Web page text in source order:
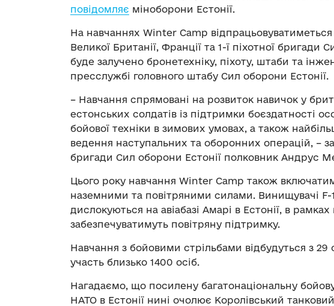
повідомляє міноборони Естонії.
На навчаннях Winter Camp відпрацьовуватиметься
Великої Британії, Франції та 1-ї піхотної бригади
буде залучено бронетехніку, піхоту, штаби та
пресслужбі головного штабу Сил оборони Естонії.
– Навчання спрямовані на розвиток навичок у
естонських солдатів із підтримки боєздатності
бойової техніки в зимових умовах, а також
ведення наступальних та оборонних операцій, –
бригади Сил оборони Естонії полковник Андрус
Цього року навчання Winter Camp також
наземними та повітряними силами. Винищувачі F-
дислокуються на авіабазі Амарі в Естонії, в рамках
забезпечуватимуть повітряну підтримку.
Навчання з бойовими стрільбами відбудуться з 29
участь близько 1400 осіб.
Нагадаємо, що посилену багатонаціональну
НАТО в Естонії нині очолює Королівський